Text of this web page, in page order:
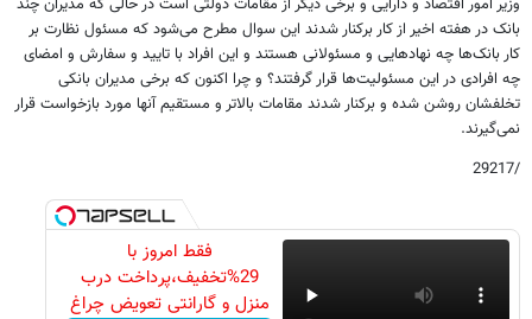
بانک در هفته اخیر از کار برکنار شدند این سوال مطرح می‌شود که مسئول نظارت بر
کار بانک‌ها چه نهادهایی و مسئولانی هستند و این افراد با تایید و سفارش و امضای
چه افرادی در این مسئولیت‌ها قرار گرفتند؟ و چرا اکنون که برخی مدیران بانکی
تخلفشان روشن شده و برکنار شدند مقامات بالاتر و مستقیم آنها مورد بازخواست قرار
نمی‌گیرند.
/29217
فقط امروز با
29%تخفیف،پرداخت درب
منزل و گارانتی تعویض چراغ